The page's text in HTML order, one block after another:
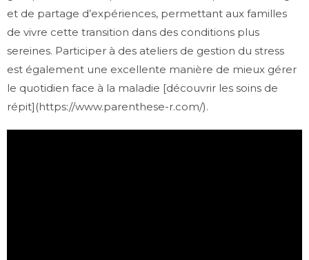
et de partage d’expériences, permettant aux familles
de vivre cette transition dans des conditions plus
sereines. Participer à des ateliers de gestion du stress
est également une excellente manière de mieux gérer
le quotidien face à la maladie [découvrir les soins de
répit](https://www.parenthese-r.com/).